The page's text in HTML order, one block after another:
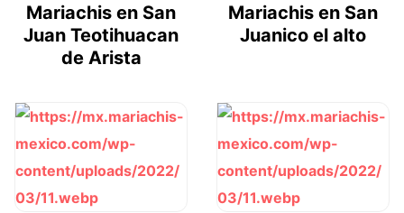
Mariachis en San
Juan Teotihuacan
de Arista
Mariachis en San
Juanico el alto